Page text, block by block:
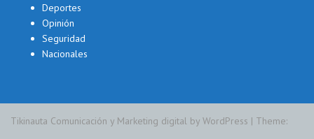
Deportes
Opinión
Seguridad
Nacionales
Tikinauta Comunicación y Marketing digital by WordPress | Theme: